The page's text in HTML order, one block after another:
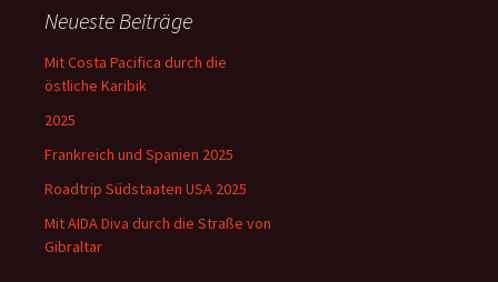
Neueste Beiträge
Mit Costa Pacifica durch die
östliche Karibik
2025
Frankreich und Spanien 2025
Roadtrip Südstaaten USA 2025
Mit AIDA Diva durch die Straße von
Gibraltar